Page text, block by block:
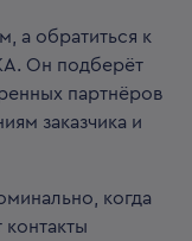
а обратиться к
Он подберёт
партнёров
заказчика и
когда